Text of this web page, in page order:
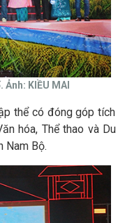
KIỀU MAI
thể có đóng góp
hóa, Thể thao và
Nam Bộ.